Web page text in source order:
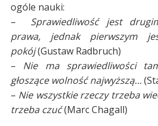
ogóle nauki:
– Sprawiedliwość jest
prawa, jednak pierwszym
pokój(Gustaw Radbruch)
– Nie ma sprawiedliwości
głoszące wolność najwyższą…
– Nie wszystkie rzeczy trzeba
trzeba czuć(Marc Chagall)